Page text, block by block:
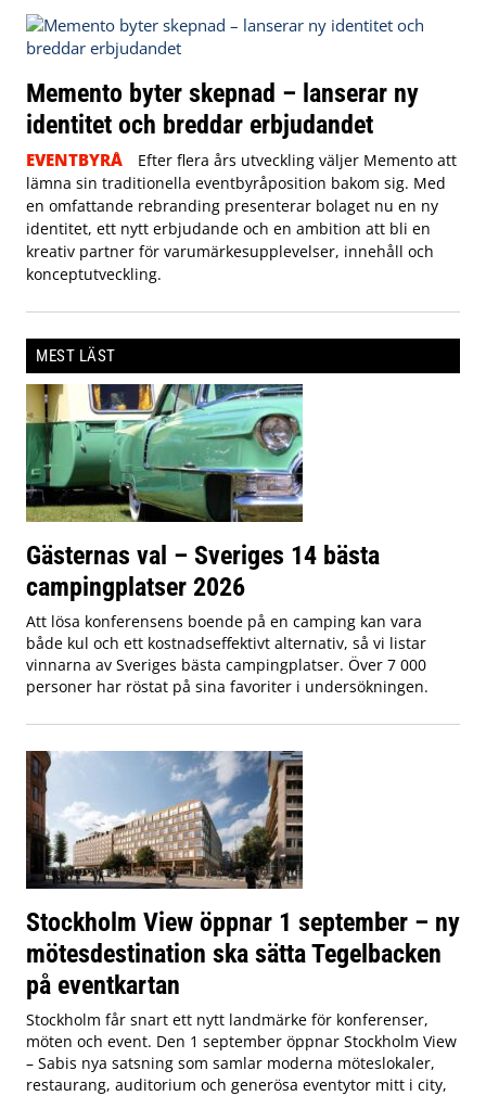
Memento byter skepnad – lanserar ny
identitet och breddar erbjudandet
EVENTBYRÅ
Efter flera års utveckling väljer Memento att
lämna sin traditionella eventbyråposition bakom sig. Med
en omfattande rebranding presenterar bolaget nu en ny
identitet, ett nytt erbjudande och en ambition att bli en
kreativ partner för varumärkesupplevelser, innehåll och
konceptutveckling.
MEST LÄST
Gästernas val – Sveriges 14 bästa
campingplatser 2026
Att lösa konferensens boende på en camping kan vara
både kul och ett kostnadseffektivt alternativ, så vi listar
vinnarna av Sveriges bästa campingplatser. Över 7 000
personer har röstat på sina favoriter i undersökningen.
Stockholm View öppnar 1 september – ny
mötesdestination ska sätta Tegelbacken
på eventkartan
Stockholm får snart ett nytt landmärke för konferenser,
möten och event. Den 1 september öppnar Stockholm View
– Sabis nya satsning som samlar moderna möteslokaler,
restaurang, auditorium och generösa eventytor mitt i city,